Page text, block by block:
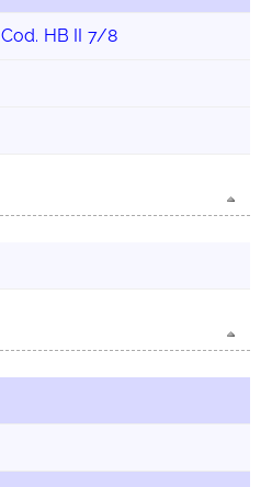
Cod. HB II 7/8